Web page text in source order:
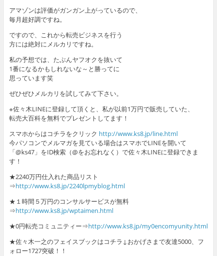
アマゾンは評価がガンガン上がっているので、
毎月超好調ですね。
ですので、これから転売ビジネスを行う
方には絶対にメルカリですね。
私の予想では、たぶんヤフオクを抜いて
1番になるかもしれないな～と勝ってに
思っています笑
ぜひぜひメルカリを試してみて下さい。
※佐々木LINEに登録して頂くと、私が以前1万円で販売していた、
転売大百科を無料でプレゼントしてます！
スマホからはコチラをクリック http://www.ks8.jp/line.html
今パソコンでメルマガを見ている場合はスマホでLINEを開いて
「@ks47」をID検索（@をお忘れなく）で佐々木LINEに登録できま
す！
★2240万円仕入れた商品リスト
⇒http://www.ks8.jp/2240lpmyblog.html
★１時間５万円のコンサルサービスが無料
⇒http://www.ks8.jp/wptaimen.html
★0円転売コミュニティー⇒http://www.ks8.jp/my0encomyunity.html
★佐々木一之のフェイスブックはコチラ↓おかげさまで友達5000、フ
ォロー1727突破！！